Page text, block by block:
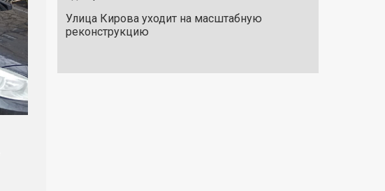
Улица Кирова уходит на масштабную
реконструкцию